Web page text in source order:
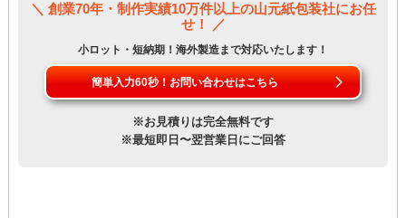
＼ 創業70年・制作実績10万件以上の山元紙包装社にお任
せ！ ／
小ロット・短納期！海外製造まで対応いたします！
簡単入力60秒！お問い合わせはこちら
※お見積りは完全無料です
※最短即日〜翌営業日にご回答